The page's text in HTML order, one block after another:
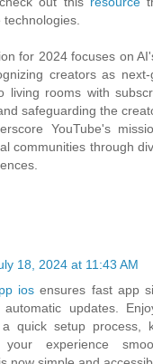
for 2024 focuses on
creators as next-
living rooms with
safeguarding the
YouTube's
communities through
18, 2024 at 11:43 AM
ios ensures fast app
automatic updates.
quick setup process,
experience